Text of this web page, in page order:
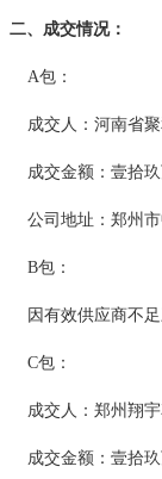
二、成交情况：
A包：
成交人 ：河南省
成交金额：壹拾
公司地址： 郑州
B包：
因有效供应商不
C包：
成交人 ：郑州翔
成交金额：壹拾